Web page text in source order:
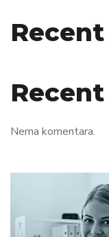
Nema komentara.